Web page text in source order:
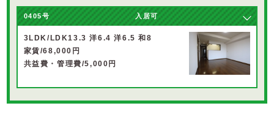
0405号 入居可
3LDK/LDK13.3 洋6.4 洋6.5 和8
家賃/68,000円
共益費・管理費/5,000円